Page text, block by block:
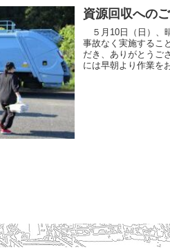
資源回収への
５月10日（日）、
事故なく実施するこ
だき、ありがとうご
には早朝より作業を